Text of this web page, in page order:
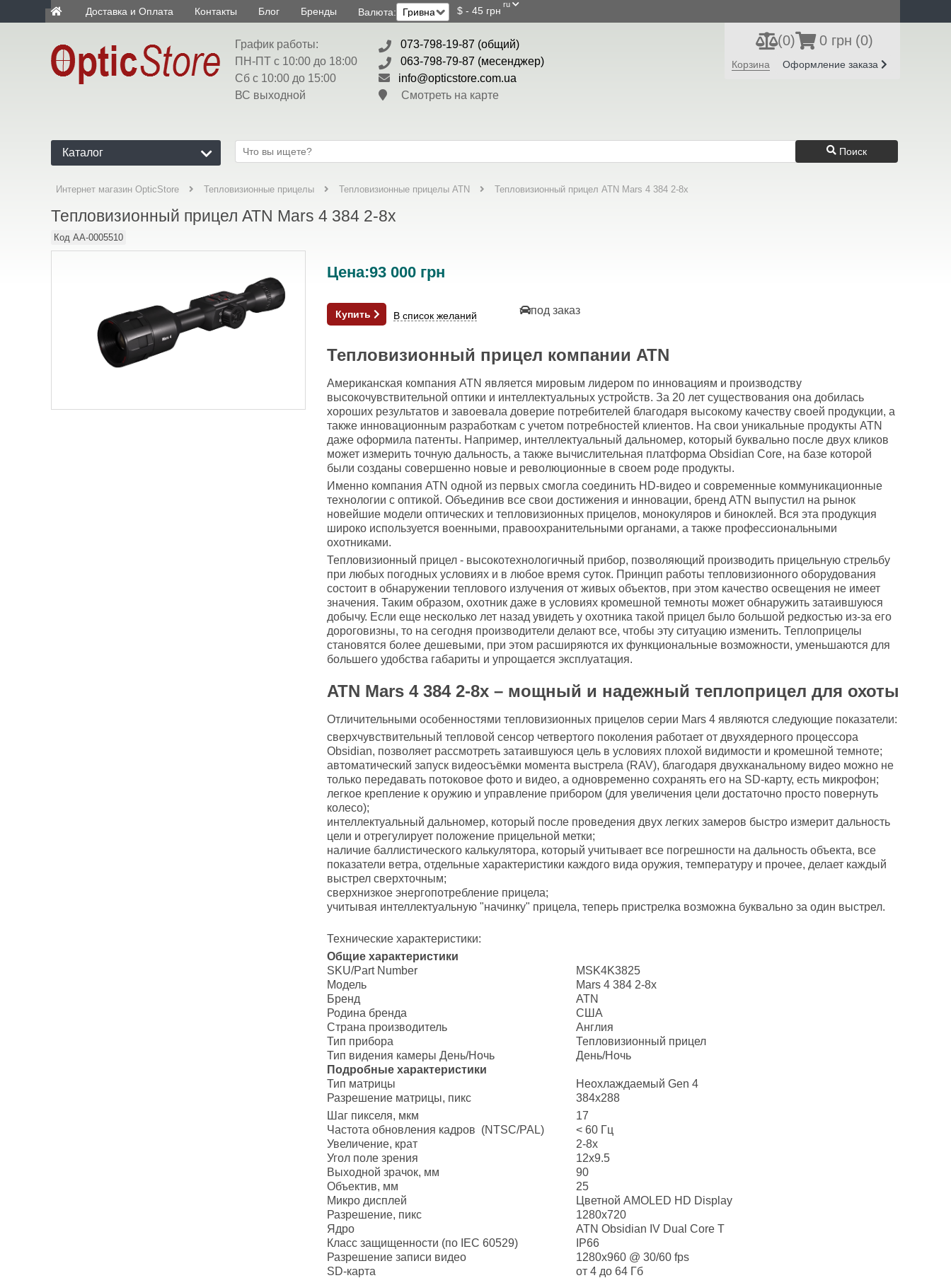
Доставка и Оплата Контакты Блог Бренды Валюта: $ - 45 грн
ru
Вход
Регистрация
График работы:
ПН-ПТ с 10:00 до 18:00
Сб с 10:00 до 15:00
ВС выходной
073-798-19-87 (общий)
063-798-79-87 (месенджер)
info@opticstore.com.ua
Смотреть на карте
(0) 0 грн (0)
Корзина Оформление заказа
Каталог Поиск
Интернет магазин OpticStore Тепловизионные прицелы Тепловизионные прицелы ATN Тепловизионный прицел ATN Mars 4 384 2-8x
Тепловизионный прицел ATN Mars 4 384 2-8x
Код AA-0005510
Цена:93 000 грн
Купить В список желаний под заказ
Тепловизионный прицел компании ATN
Американская компания ATN является мировым лидером по инновациям и производству
высокочувствительной оптики и интеллектуальных устройств. За 20 лет существования она добилась
хороших результатов и завоевала доверие потребителей благодаря высокому качеству своей продукции, а
также инновационным разработкам с учетом потребностей клиентов. На свои уникальные продукты ATN
даже оформила патенты. Например, интеллектуальный дальномер, который буквально после двух кликов
может измерить точную дальность, а также вычислительная платформа Obsidian Core, на базе которой
были созданы совершенно новые и революционные в своем роде продукты.
Именно компания ATN одной из первых смогла соединить HD-видео и современные коммуникационные
технологии с оптикой. Объединив все свои достижения и инновации, бренд ATN выпустил на рынок
новейшие модели оптических и тепловизионных прицелов, монокуляров и биноклей. Вся эта продукция
широко используется военными, правоохранительными органами, а также профессиональными
охотниками.
Тепловизионный прицел - высокотехнологичный прибор, позволяющий производить прицельную стрельбу
при любых погодных условиях и в любое время суток. Принцип работы тепловизионного оборудования
состоит в обнаружении теплового излучения от живых объектов, при этом качество освещения не имеет
значения. Таким образом, охотник даже в условиях кромешной темноты может обнаружить затаившуюся
добычу. Если еще несколько лет назад увидеть у охотника такой прицел было большой редкостью из-за его
дороговизны, то на сегодня производители делают все, чтобы эту ситуацию изменить. Теплоприцелы
становятся более дешевыми, при этом расширяются их функциональные возможности, уменьшаются для
большего удобства габариты и упрощается эксплуатация.
ATN Mars 4 384 2-8х – мощный и надежный теплоприцел для охоты
Отличительными особенностями тепловизионных прицелов серии Mars 4 являются следующие показатели:
сверхчувствительный тепловой сенсор четвертого поколения работает от двухядерного процессора
Obsidian, позволяет рассмотреть затаившуюся цель в условиях плохой видимости и кромешной темноте;
автоматический запуск видеосъёмки момента выстрела (RAV), благодаря двухканальному видео можно не
только передавать потоковое фото и видео, а одновременно сохранять его на SD-карту, есть микрофон;
легкое крепление к оружию и управление прибором (для увеличения цели достаточно просто повернуть
колесо);
интеллектуальный дальномер, который после проведения двух легких замеров быстро измерит дальность
цели и отрегулирует положение прицельной метки;
наличие баллистического калькулятора, который учитывает все погрешности на дальность объекта, все
показатели ветра, отдельные характеристики каждого вида оружия, температуру и прочее, делает каждый
выстрел сверхточным;
сверхнизкое энергопотребление прицела;
учитывая интеллектуальную "начинку" прицела, теперь пристрелка возможна буквально за один выстрел.
Технические характеристики:
Общие характеристики
SKU/Part Number
MSK4K3825
Модель
Mars 4 384 2-8x
Бренд
ATN
Родина бренда
США
Страна производитель
Англия
Тип прибора
Тепловизионный прицел
Тип видения камеры День/Ночь
День/Ночь
Подробные характеристики
Тип матрицы
Неохлаждаемый Gen 4
Разрешение матрицы, пикс
384x288
Шаг пикселя, мкм
17
Частота обновления кадров (NTSC/PAL)
< 60 Гц
Увеличение, крат
2-8x
Угол поле зрения
12x9.5
Выходной зрачок, мм
90
Объектив, мм
25
Микро дисплей
Цветной AMOLED HD Display
Разрешение, пикс
1280х720
Ядро
ATN Obsidian IV Dual Core T
Класс защищенности (по IEC 60529)
IP66
Разрешение записи видео
1280x960 @ 30/60 fps
SD-карта
от 4 до 64 Гб